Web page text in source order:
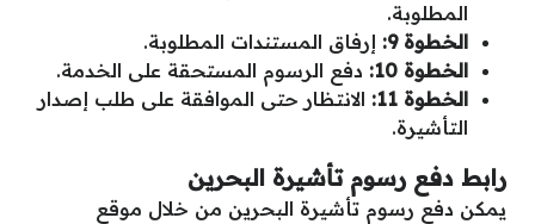
المطلوبة.
الخطوة 9:
إرفاق المستندات المطلوبة.
الخطوة 10:
دفع الرسوم المستحقة على الخدمة.
الخطوة 11:
الانتظار حتى الموافقة على طلب إصدار
التأشيرة.
رابط دفع رسوم تأشيرة البحرين
يمكن دفع رسوم تأشيرة البحرين من خلال موقع